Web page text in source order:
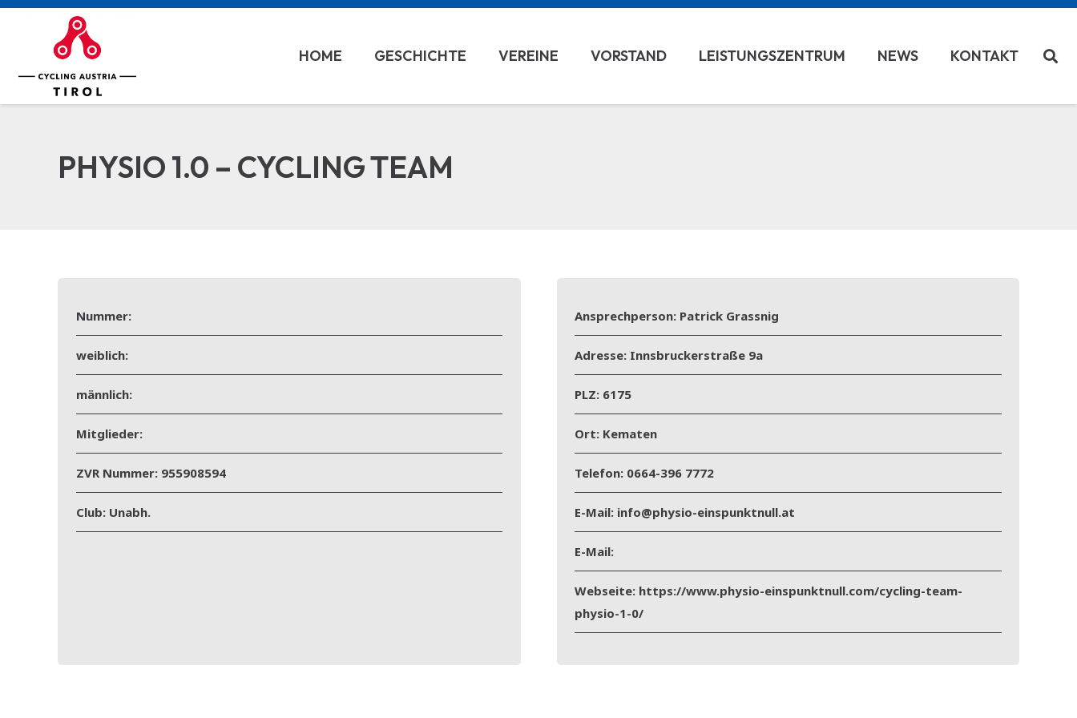
HOME GESCHICHTE VEREINE VORSTAND LEISTUNGSZENTRUM NEWS KONTAKT
PHYSIO 1.0 – CYCLING TEAM
Nummer:
weiblich:
männlich:
Mitglieder:
ZVR Nummer: 955908594
Club: Unabh.
Ansprechperson: Patrick Grassnig
Adresse: Innsbruckerstraße 9a
PLZ: 6175
Ort: Kematen
Telefon: 0664-396 7772
E-Mail: info@physio-einspunktnull.at
E-Mail:
Webseite: https://www.physio-einspunktnull.com/cycling-team-
physio-1-0/